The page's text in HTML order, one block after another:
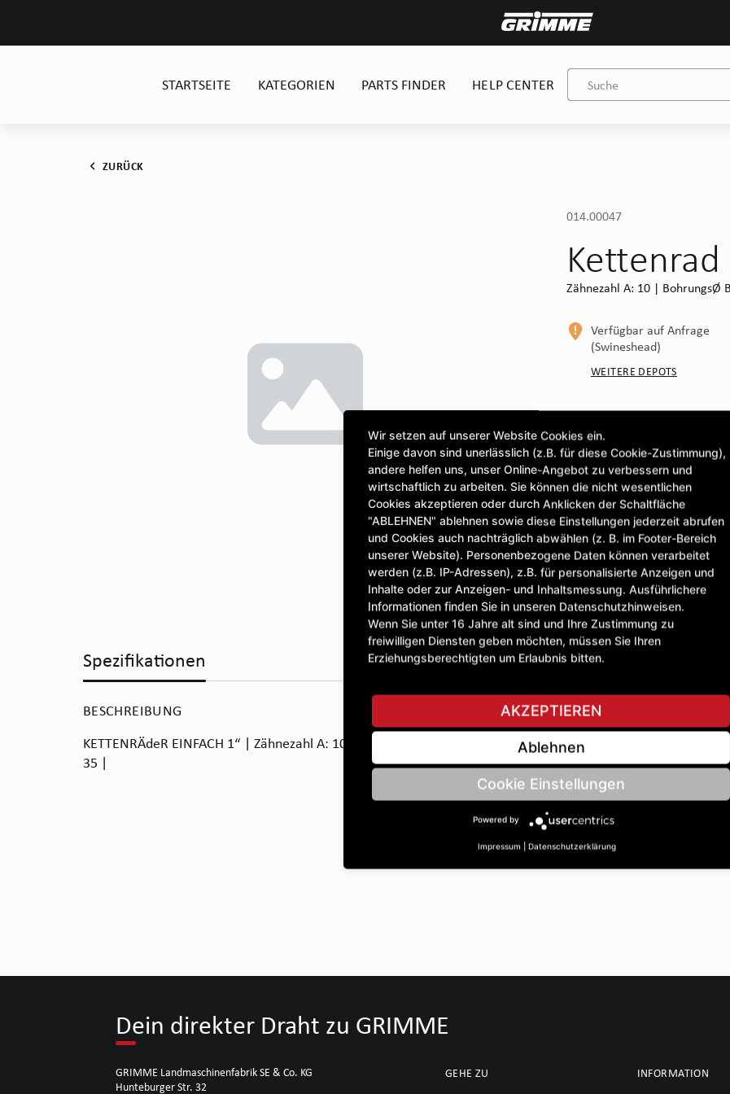
STARTSEITE KATEGORIEN PARTS FINDER HELP CENTER
ZURÜCK
014.00047
Zähnezahl A: 10 | BohrungsØ
Verfügbar auf Anfrage
(Swineshead)
WEITERE DEPOTS
CLICK & COLLECT
Bestellungen bei
0,00 £
exkl. MwSt.
STELLE EINE FRAGE
Spezifikationen
BESCHREIBUNG
KETTENRÄdeR EINFACH 1“ | Zähnezahl A: 10 | BohrungsØ B: 35 | Länge C:
35 |
Dein direkter Draht zu GRIMME
GRIMME Landmaschinenfabrik SE & Co. KG
Hunteburger Str. 32
GEHE ZU INFORMATION
Wir setzen auf unserer Website Cookies ein.
Einige davon sind unerlässlich (z.B. für diese Cookie-Zustimmung),
andere helfen uns, unser Online-Angebot zu verbessern und
wirtschaftlich zu arbeiten. Sie können die nicht wesentlichen
Cookies akzeptieren oder durch Anklicken der Schaltfläche
"ABLEHNEN" ablehnen sowie diese Einstellungen jederzeit abrufen
und Cookies auch nachträglich abwählen (z. B. im Footer-Bereich
unserer Website). Personenbezogene Daten können verarbeitet
werden (z.B. IP-Adressen), z.B. für personalisierte Anzeigen und
Inhalte oder zur Anzeigen- und Inhaltsmessung. Ausführlichere
Informationen finden Sie in unseren Datenschutzhinweisen.
Wenn Sie unter 16 Jahre alt sind und Ihre Zustimmung zu
freiwilligen Diensten geben möchten, müssen Sie Ihren
Erziehungsberechtigten um Erlaubnis bitten.
AKZEPTIEREN
Ablehnen
Cookie Einstellungen
Powered by
Impressum | Datenschutzerklärung